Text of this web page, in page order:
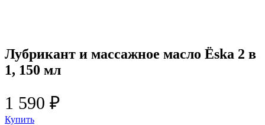
Лубрикант и массажное масло Ёska 2 в
1, 150 мл
1 590 ₽
Купить